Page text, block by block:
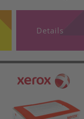
Details